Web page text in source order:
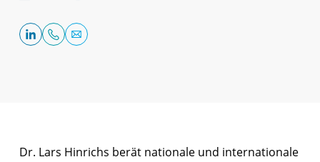
Dr. Lars Hinrichs berät nationale und internationale